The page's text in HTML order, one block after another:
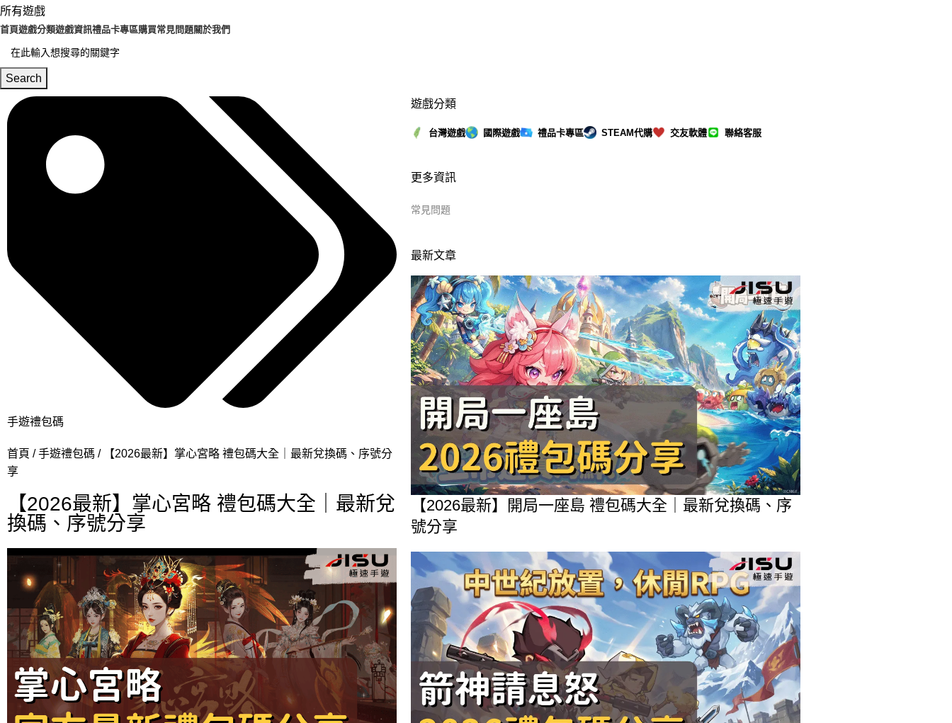
所有遊戲
首頁遊戲分類遊戲資訊禮品卡專區購買常見問題關於我們
Search
手遊禮包碼
首頁 手遊禮包碼
【2026最新】掌心宮略 禮包碼大全｜最新兌換碼、序號分
享
【2026最新】掌心宮略 禮包碼大全｜最新兌
換碼、序號分享
遊戲分類
台灣遊戲 國際遊戲 禮品卡專區 STEAM代購 交友軟體 聯絡客服
更多資訊
常見問題
最新文章
【2026最新】開局一座島 禮包碼大全｜最新兌換碼、序
號分享